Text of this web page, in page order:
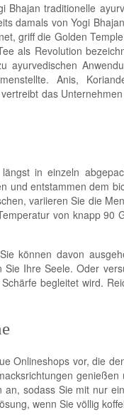
Bhajan traditionelle
damals von Yogi
griff die Golden
als Revolution
ayurvedischen
Anis,
das
in einzeln
und entstammen dem
variieren Sie die
von knapp 90
können davon
Ihre Seele. Oder
begleitet wird.
Onlineshops vor, die
sodass Sie mit nur
wenn Sie völlig